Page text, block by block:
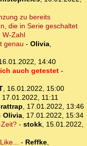
zu bereits
die in Serie geschaltet
W-Zahl
genau - Olivia,
14:40
auch getestet-
, 16.01.2022, 15:00
17.01.2022, 11:11
rattrap, 17.01.2022, 13:46
Olivia, 17.01.2022, 15:34
- stokk, 15.01.2022,
- Reffke,